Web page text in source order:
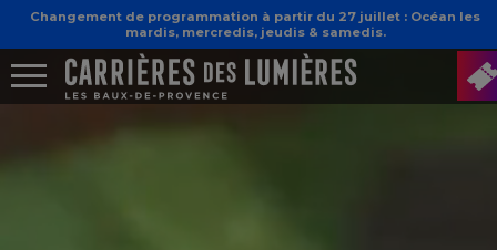
Changement de programmation à partir du 27 juillet : Océan les
mardis, mercredis, jeudis & samedis.